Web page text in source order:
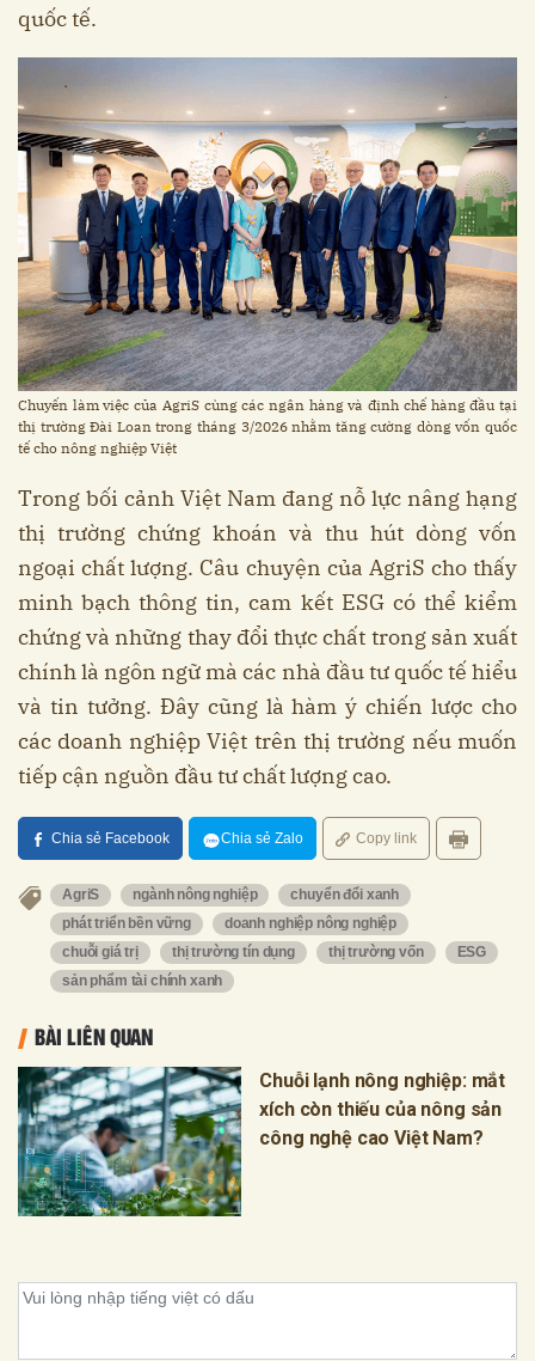
quốc tế.
Chuyến làm việc của AgriS cùng các ngân hàng và định chế hàng đầu tại
thị trường Đài Loan trong tháng 3/2026 nhằm tăng cường dòng vốn quốc
tế cho nông nghiệp Việt
Trong bối cảnh Việt Nam đang nỗ lực nâng hạng
thị trường chứng khoán và thu hút dòng vốn
ngoại chất lượng. Câu chuyện của AgriS cho thấy
minh bạch thông tin, cam kết ESG có thể kiểm
chứng và những thay đổi thực chất trong sản xuất
chính là ngôn ngữ mà các nhà đầu tư quốc tế hiểu
và tin tưởng. Đây cũng là hàm ý chiến lược cho
các doanh nghiệp Việt trên thị trường nếu muốn
tiếp cận nguồn đầu tư chất lượng cao.
Chia sẻ Facebook Chia sẻ Zalo Copy link
AgriS ngành nông nghiệp
chuyển đổi xanh
phát triển bền vững
doanh nghiệp nông nghiệp
chuỗi giá trị
thị trường tín dụng thị trường vốn
ESG
sản phẩm tài chính xanh
BÀI LIÊN QUAN
Chuỗi lạnh nông nghiệp: mắt
xích còn thiếu của nông sản
công nghệ cao Việt Nam?